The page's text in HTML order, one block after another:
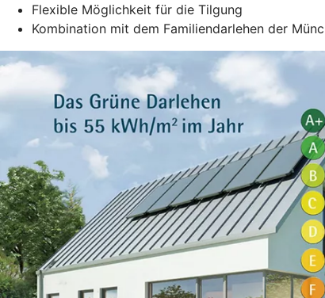
Flexible Möglichkeit für die Tilgung
Kombination mit dem Familiendarlehen der